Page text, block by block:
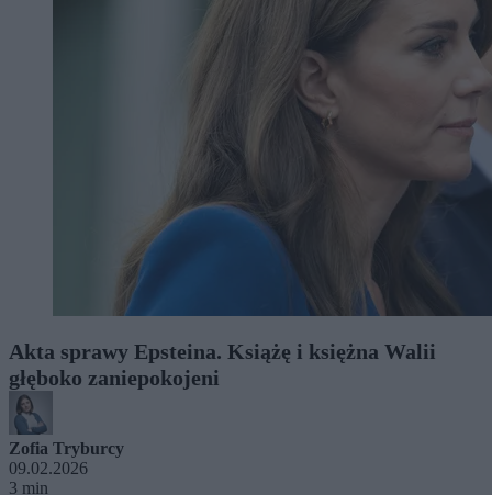
Akta sprawy Epsteina. Książę i księżna Walii
głęboko zaniepokojeni
Zofia Tryburcy
09.02.2026
3 min